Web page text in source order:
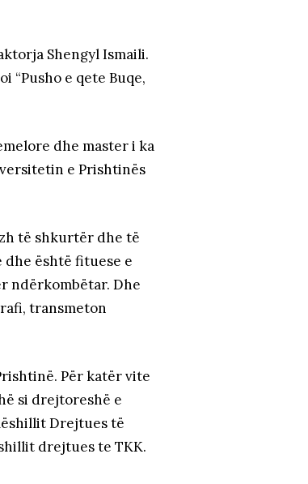
Shengyl Ismaili.
“Pusho e qete Buqe,
dhe master i ka
e Prishtinës
të shkurtër dhe të
është fituese e
ndërkombëtar. Dhe
transmeton
Për katër vite
si drejtoreshë e
Drejtues të
drejtues te TKK.